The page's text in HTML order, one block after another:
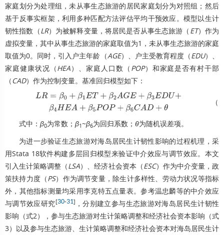
家庭划分为处理组，未从事生态旅游的居民家庭划分为对照组；然后
基于反事实框架，利用多种匹配方法评估平均干预效应。模型以生计
韧性指数（LR）为被解释变量，将居民是否从事生态旅游（ ET）作为
虚拟变量，其中从事生态旅游的家庭取值为1，未从事生态旅游的家庭
取值为0。同时，引入户主年龄（AGE）、户主受教育程度（EDU）、
家庭健康状况（HEA）、家庭人口数（ POP）和家庭是否有村干部
（CAD）作为控制变量。基准回归模型如下：
LR =β0+ β E + 2AGE+ β E DU +β4H E A+ D（
式中： β0为常数； β1~β6为回归系数； θ为随机误差项。
为进一步验证生态旅游对海岛居民生计韧性影响的过程机理，采
用Stata 18软件构建多层回归模型来验证中介效应与调节效应。本文
引入生计策略调整（LSA）、经济社会资本（ESC）作为中介变量，政
策扶持力度（PS）作为调节变量，除生计多样性、劳动力状况等指标
外，其他指标测量均采用李克特五点量表。参考温忠麟等的中介效应
与调节效应研究[30-31] ，分别建立参与生态旅游对海岛居民生计韧性
影响（式2），参与生态旅游对生计策略调整和经济社会资本影响（式
3）以及参与生态旅游、生计策略调整和经济社会资本对海岛居民生计